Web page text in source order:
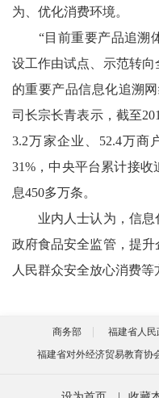
为、优化消费环境。
“目前重要产品追溯体
设工作由试点、示范转
的重要产品信息化追溯
司长宗长青表示，截至
3.2万家企业、52.4万商
31%，中央平台累计接
息450多万条。
业内人士认为，信息
政府食品安全监管，提
人民群众安全放心消费等
商务部 福建省人民
福建省对外经济贸易教育协